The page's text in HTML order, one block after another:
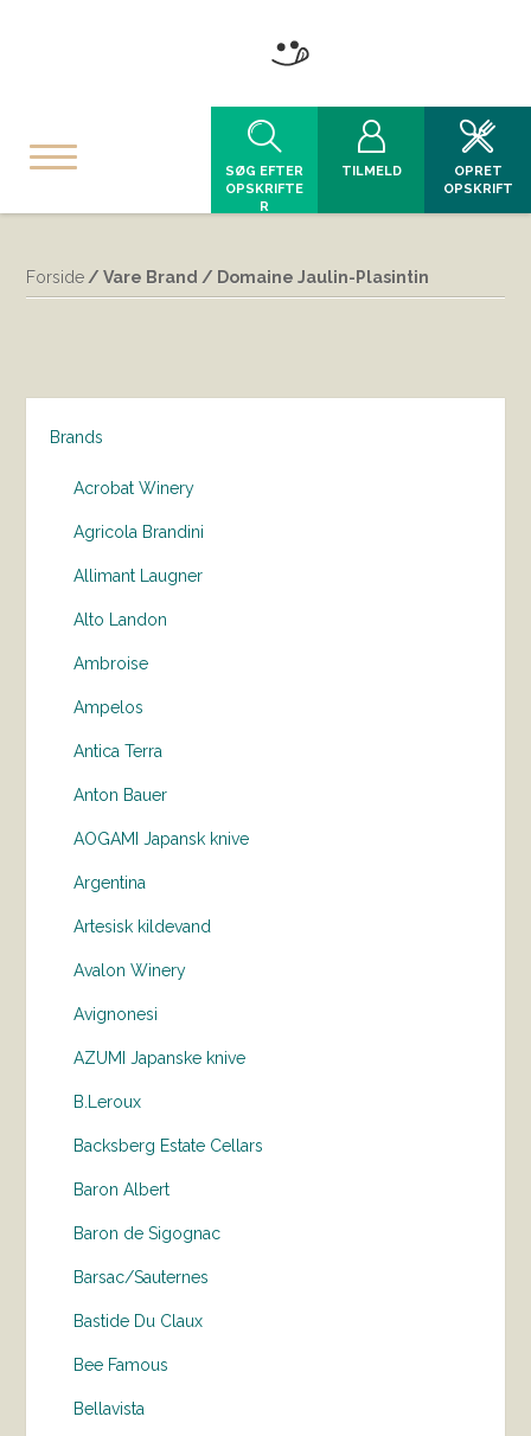
SØG EFTER
OPSKRIFTE
R
TILMELD
OPRET
OPSKRIFT
Forside / Vare Brand / Domaine Jaulin-Plasintin
Brands
Acrobat Winery
Agricola Brandini
Allimant Laugner
Alto Landon
Ambroise
Ampelos
Antica Terra
Anton Bauer
AOGAMI Japansk knive
Argentina
Artesisk kildevand
Avalon Winery
Avignonesi
AZUMI Japanske knive
B.Leroux
Backsberg Estate Cellars
Baron Albert
Baron de Sigognac
Barsac/Sauternes
Bastide Du Claux
Bee Famous
Bellavista